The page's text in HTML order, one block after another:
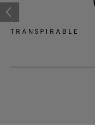
TRANSPIRABLE